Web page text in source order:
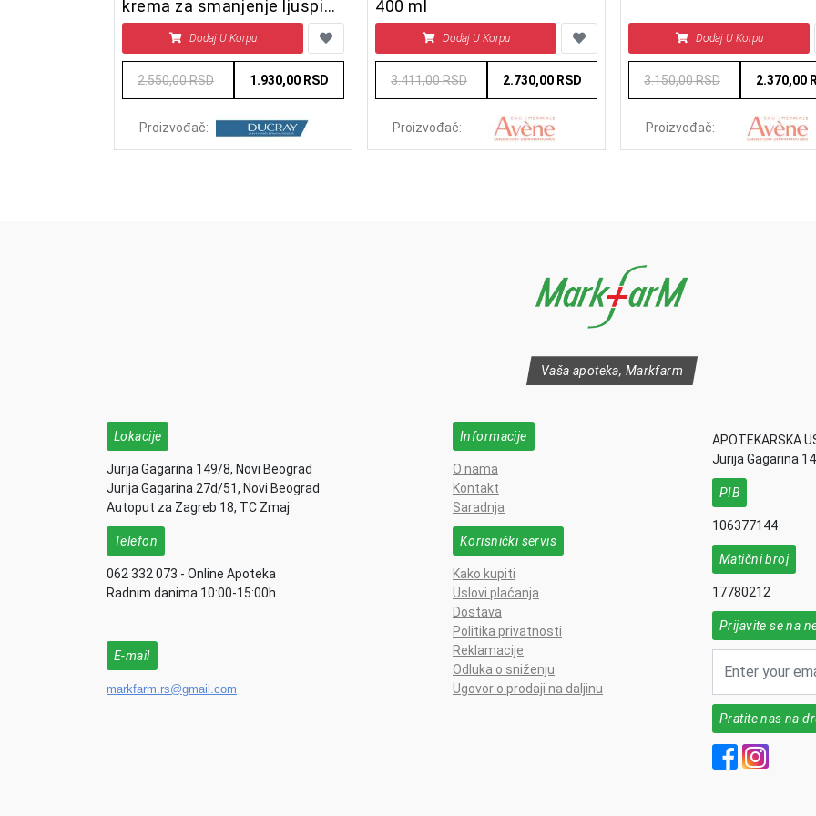
krema za smanjenje ljuspica
40 ml
Dodaj U Korpu
2.550,00 RSD 1.930,00 RSD
Proizvođač:
400 ml
Dodaj U Korpu
3.411,00 RSD 2.730,00 RSD
Proizvođač:
Dodaj U Korpu
3.150,00 RSD 2.370,00
Proizvođač:
Vaša apoteka, Markfarm
Lokacije
Jurija Gagarina 149/8, Novi Beograd
Jurija Gagarina 27d/51, Novi Beograd
Autoput za Zagreb 18, TC Zmaj
Telefon
062 332 073 - Online Apoteka
Radnim danima 10:00-15:00h
E-mail
markfarm.rs@gmail.com
Informacije
O nama
Kontakt
Saradnja
Korisnički servis
Kako kupiti
Uslovi plaćanja
Dostava
Politika privatnosti
Reklamacije
Odluka o sniženju
Ugovor o prodaji na daljinu
APOTEKARSKA
Jurija Gagarina
PIB
106377144
Matični broj
17780212
Prijavite se na
Pratite nas na